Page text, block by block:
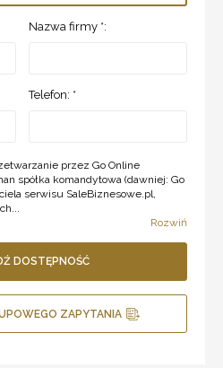
Nazwa firmy *:
Telefon: *
przez Go Online
spółka komandytowa (dawniej: Go
serwisu SaleBiznesowe.pl,
Rozwiń
DOSTĘPNOŚĆ
ZAPYTANIA